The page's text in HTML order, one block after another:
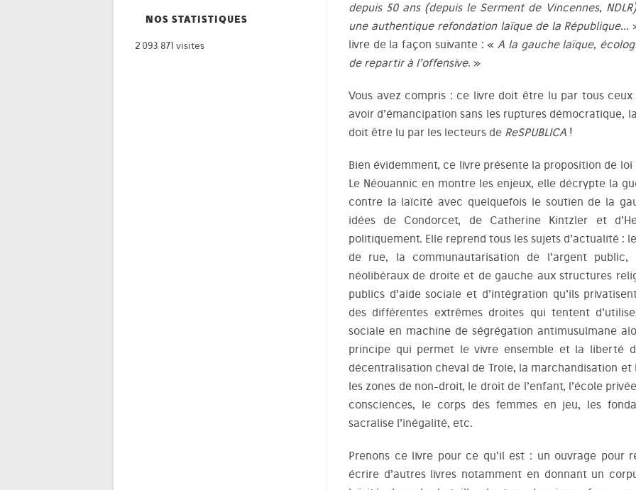
depuis 50 ans (depuis le Serment de Vincennes,
une authentique refondation laïque de la République…
livre de la façon suivante : « A la gauche laïque,
de repartir à l’offensive. »
Vous avez compris : ce livre doit être lu par tous
avoir d’émancipation sans les ruptures démocratique,
doit être lu par les lecteurs de ReSPUBLICA!
Bien évidemment, ce livre présente la proposition de
Le Néouannic en montre les enjeux, elle décrypte la
contre la laïcité avec quelquefois le soutien de la
idées de Condorcet, de Catherine Kintzler et
politiquement. Elle reprend tous les sujets d’actualité :
de rue, la communautarisation de l’argent
néolibéraux de droite et de gauche aux structures
publics d’aide sociale et d’intégration qu’ils
des différentes extrêmes droites qui tentent
sociale en machine de ségrégation antimusulmane
principe qui permet le vivre ensemble et la liberté
décentralisation cheval de Troie, la marchandisation
les zones de non-droit, le droit de l’enfant, l’école
consciences, le corps des femmes en jeu, les
sacralise l’inégalité, etc.
Prenons ce livre pour ce qu’il est : un ouvrage pour
écrire d’autres livres notamment en donnant un
NOS STATISTIQUES
2 093 871 visites